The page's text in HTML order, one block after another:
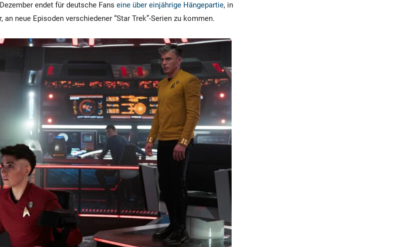
endet für deutsche Fans eine über einjährige Hängepartie, in
neue Episoden verschiedener “Star Trek”-Serien zu kommen.